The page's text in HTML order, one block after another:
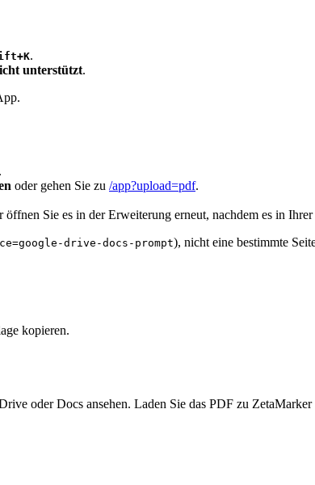
.
unterstützt.
oder gehen Sie zu /app?upload=pdf.
öffnen Sie es in der Erweiterung erneut, nachdem es in
drive-docs-prompt), nicht eine bestimmte
kopieren.
oder Docs ansehen. Laden Sie das PDF zu